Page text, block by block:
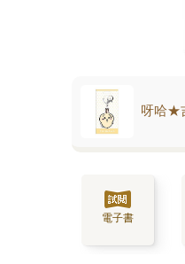
呀哈★
電子書